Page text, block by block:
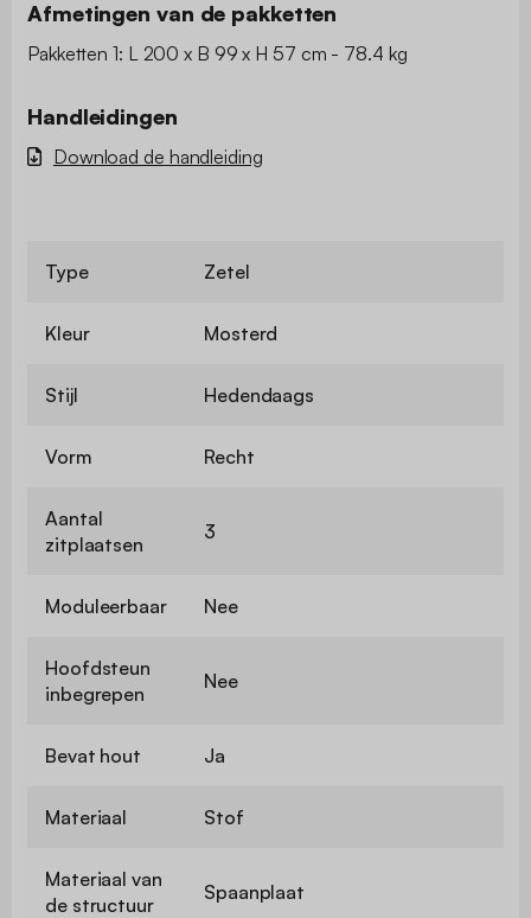
Afmetingen van de pakketten
Pakketten 1: L 200 x B 99 x H 57 cm - 78.4 kg
Handleidingen
Download de handleiding
Type Zetel
Kleur Mosterd
Stijl Hedendaags
Vorm Recht
Aantal
zitplaatsen
3
Moduleerbaar Nee
Hoofdsteun
inbegrepen
Nee
Bevat hout Ja
Materiaal Stof
Materiaal van
de structuur
Spaanplaat